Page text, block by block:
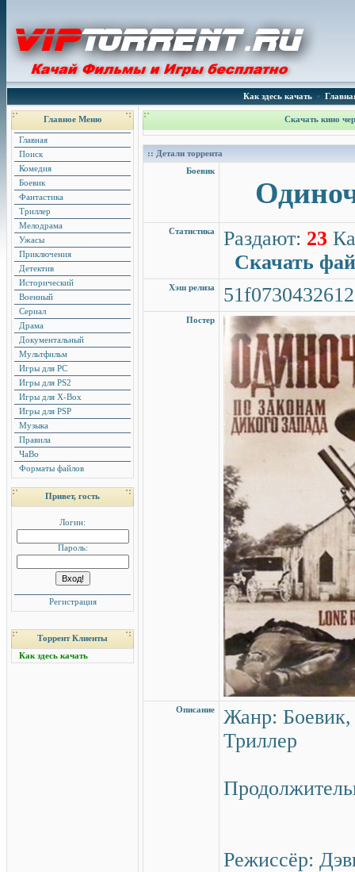
Как здесь качать•
Главное Меню
Главная
Поиск
Комедия
Боевик
Фантастика
Триллер
Мелодрама
Ужасы
Приключения
Детектив
Исторический
Военный
Сериал
Драма
Документальный
Мультфильм
Игры для PC
Игры для PS2
Игры для X-Box
Игры для PSP
Музыка
Правила
ЧаВо
Форматы файлов
Привет, гость
Логин:
Пароль:
Регистрация
Торрент Клиенты
Как здесь качать
Скачать кино
:: Детали торрента
Боевик
Статистика Раздают: 23
Скачать
Хэш релиза
Постер
Описание
Жанр:
Триллер
Режиссёр: